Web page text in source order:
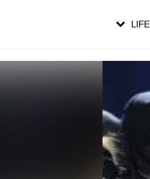
pe măsură ce înaintezi în